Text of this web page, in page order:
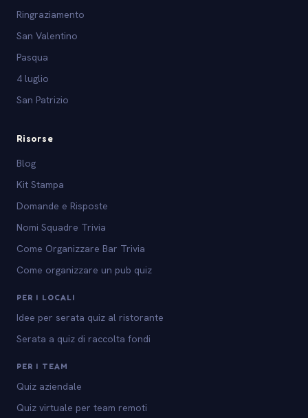
Ringraziamento
San Valentino
Pasqua
4 luglio
San Patrizio
Risorse
Blog
Kit Stampa
Domande e Risposte
Nomi Squadre Trivia
Come Organizzare Bar Trivia
Come organizzare un pub quiz
PER I LOCALI
Idee per serata quiz al ristorante
Serata a quiz di raccolta fondi
PER I TEAM
Quiz aziendale
Quiz virtuale per team remoti